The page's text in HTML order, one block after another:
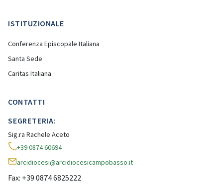
ISTITUZIONALE
Conferenza Episcopale Italiana
Santa Sede
Caritas Italiana
CONTATTI
SEGRETERIA:
Sig.ra Rachele Aceto
+39 0874 60694
arcidiocesi@arcidiocesicampobasso.it
Fax: +39 0874 6825222